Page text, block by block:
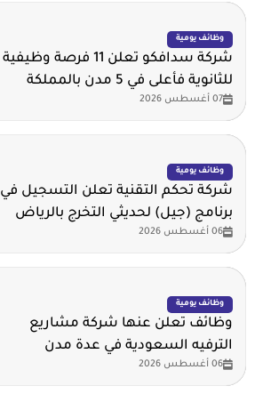
وظائف يومية
شركة سدافكو تعلن 11 فرصة وظيفية
للثانوية فأعلى في 5 مدن بالمملكة
07 أغسطس 2026
وظائف يومية
شركة تحكم التقنية تعلن التسجيل في
برنامج (جيل) لحديثي التخرج بالرياض
06 أغسطس 2026
وظائف يومية
وظائف تعلن عنها شركة مشاريع
الترفيه السعودية في عدة مدن
06 أغسطس 2026